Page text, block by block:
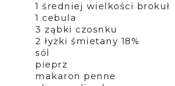
1 średniej wielkości brokuł
1 cebula
3 ząbki czosnku
2 łyżki śmietany 18%
sól
pieprz
makaron penne